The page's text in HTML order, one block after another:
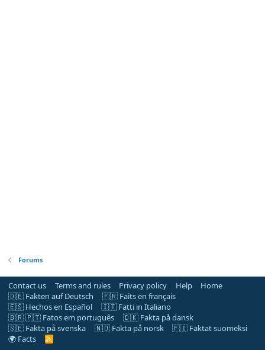
Forums
Contact us Terms and rules Privacy policy Help
Home
🇩🇪 Fakten auf Deutsch
🇫🇷 Faits en français
🇪🇸 Hechos en Español
🇮🇹 Fatti in Italiano
🇧🇷 🇵🇹 Fatos em português
🇩🇰 Fakta på dansk
🇸🇪 Fakta på svenska
🇳🇴 Fakta på norsk
🇫🇮 Faktat suomeksi
🌍 Facts
R